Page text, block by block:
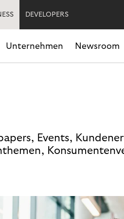
DEVELOPERS
Unternehmen Newsroom
Events,